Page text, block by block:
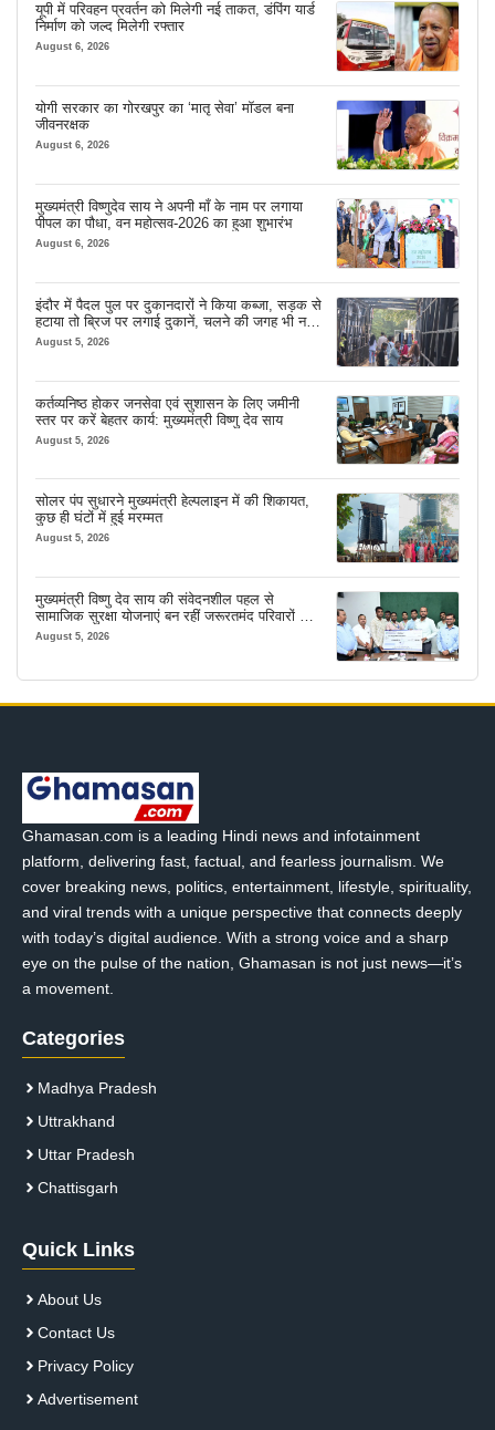
यूपी में परिवहन प्रवर्तन को मिलेगी नई ताकत, डंपिंग यार्ड
निर्माण को जल्द मिलेगी रफ्तार
August 6, 2026
योगी सरकार का गोरखपुर का ‘मातृ सेवा’ मॉडल बना
जीवनरक्षक
August 6, 2026
मुख्यमंत्री विष्णुदेव साय ने अपनी माँ के नाम पर लगाया
पीपल का पौधा, वन महोत्सव-2026 का हुआ शुभारंभ
August 6, 2026
इंदौर में पैदल पुल पर दुकानदारों ने किया कब्जा, सड़क से
हटाया तो ब्रिज पर लगाई दुकानें, चलने की जगह भी नहीं
मिल रही
August 5, 2026
कर्तव्यनिष्ठ होकर जनसेवा एवं सुशासन के लिए जमीनी
स्तर पर करें बेहतर कार्य: मुख्यमंत्री विष्णु देव साय
August 5, 2026
सोलर पंप सुधारने मुख्यमंत्री हेल्पलाइन में की शिकायत,
कुछ ही घंटों में हुई मरम्मत
August 5, 2026
मुख्यमंत्री विष्णु देव साय की संवेदनशील पहल से
सामाजिक सुरक्षा योजनाएं बन रहीं जरूरतमंद परिवारों का
मजबूत सहारा
August 5, 2026
Ghamasan.com is a leading Hindi news and infotainment
platform, delivering fast, factual, and fearless journalism. We
cover breaking news, politics, entertainment, lifestyle, spirituality,
and viral trends with a unique perspective that connects deeply
with today’s digital audience. With a strong voice and a sharp
eye on the pulse of the nation, Ghamasan is not just news—it’s
a movement.
Categories
Madhya Pradesh
Uttrakhand
Uttar Pradesh
Chattisgarh
Quick Links
About Us
Contact Us
Privacy Policy
Advertisement